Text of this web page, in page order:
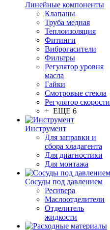
Линейные компоненты
Клапаны
Труба медная
Теплоизоляция
Фитинги
Виброгасители
Фильтры
Регулятор уровня
масла
Гайки
Смотровые стекла
Регулятор скорости
+ ЕЩЕ 6
Инструмент
Для заправки и
сбора хладагента
Для диагностики
Для монтажа
Сосуды под давлением
Ресивера
Маслоотделители
Отделитель
жидкости